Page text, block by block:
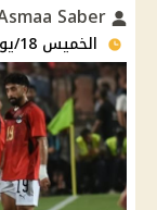
الخميس 18/يونيو/2026 - 06:21 م